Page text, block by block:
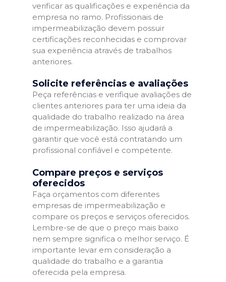
verificar as qualificações e experiência da
empresa no ramo. Profissionais de
impermeabilização devem possuir
certificações reconhecidas e comprovar
sua experiência através de trabalhos
anteriores.
Solicite referências e avaliações
Peça referências e verifique avaliações de
clientes anteriores para ter uma ideia da
qualidade do trabalho realizado na área
de impermeabilização. Isso ajudará a
garantir que você está contratando um
profissional confiável e competente.
Compare preços e serviços
oferecidos
Faça orçamentos com diferentes
empresas de impermeabilização e
compare os preços e serviços oferecidos.
Lembre-se de que o preço mais baixo
nem sempre significa o melhor serviço. É
importante levar em consideração a
qualidade do trabalho e a garantia
oferecida pela empresa.